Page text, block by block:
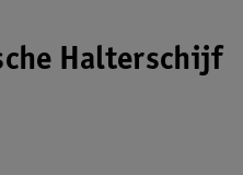
Halterschijf